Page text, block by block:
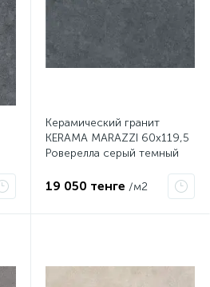
Керамический гранит
KERAMA MARAZZI 60х119,5
Роверелла серый темный
19 050 тенге /м2